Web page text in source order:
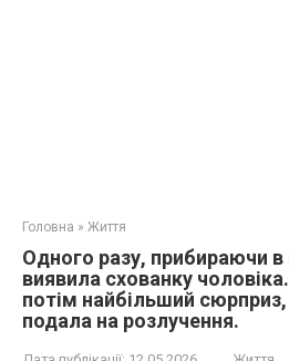
Головна » Життя
Одного разу, прибираючи в
виявила схованку
потім найбільший сюрприз,
подала на розлучення.